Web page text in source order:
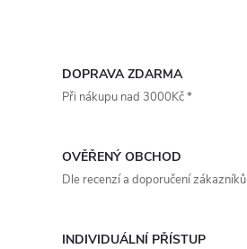
DOPRAVA ZDARMA
Při nákupu nad 3000Kč *
OVĚŘENÝ OBCHOD
Dle recenzí a doporučení zákazníků
INDIVIDUÁLNÍ PŘÍSTUP